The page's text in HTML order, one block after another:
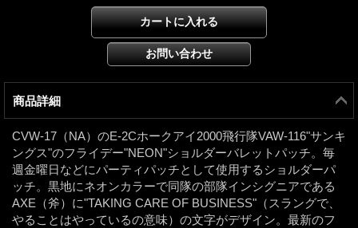
商品詳細
CVW-17（NA）のE-2Cホークアイ2000飛行隊VAW-116"サンキ
ングス"のフライデー"NEON"ショルダーバレットパッチ。毎
週金曜日などにパーティパッチとして使用するショルダーパ
ッチ。黒地にネオンカラーで同隊の部隊インシグニアである
AXE（斧）に"TAKING CARE OF BUSINESS"（スラングで、
やることはやっているの意味）の文字がデザイン。最新のフ